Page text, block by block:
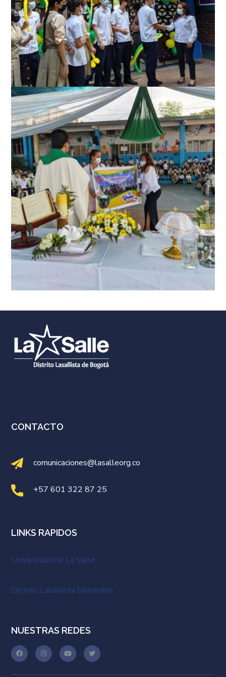
CONTACTO
comunicaciones@lasalleorg.co
+57 601 322 87 25
LINKS RAPIDOS
Universidad de La Salle
Distrito Lasallista Norandino
NUESTRAS REDES